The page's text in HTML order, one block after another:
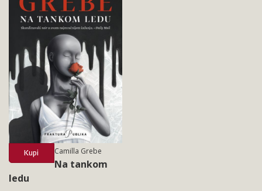
Kupi Camilla Grebe
Na tankom
ledu